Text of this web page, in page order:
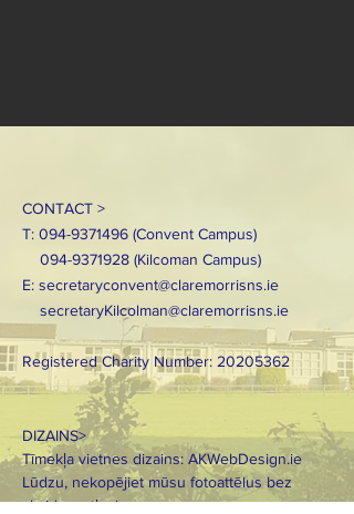
CONTACT >
T: 094-9371496 (Convent Campus)
094-9371928 (Kilcoman Campus)
E: secretaryconvent@claremorrisns.ie
secretaryKilcolman@claremorrisns.ie
Registered Charity Number: 20205362
DIZAINS>
Tīmekļa vietnes dizains: AKWebDesign.ie
Lūdzu, nekopējiet mūsu fotoattēlus bez
skaidras atļaujas